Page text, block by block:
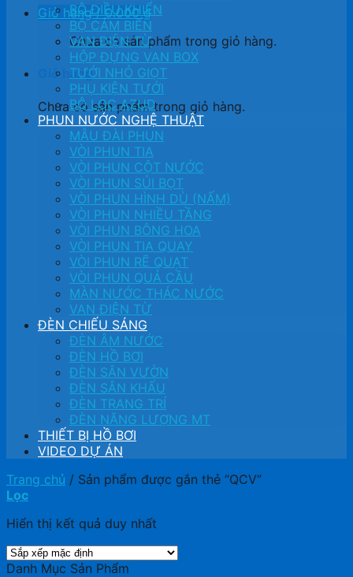
Giỏ hàng /0.000₫
Chưa có sản phẩm trong giỏ hàng.
Giỏ hàng
Chưa có sản phẩm trong giỏ hàng.
BỘ ĐIỀU KHIỂN
BỘ CẢM BIẾN
VAN ĐIỆN TỪ
HỘP ĐỰNG VAN BOX
TƯỚI NHỎ GIỌT
PHỤ KIỆN TƯỚI
BỘ LỌC AZUD
PHUN NƯỚC NGHỆ THUẬT
MẪU ĐÀI PHUN
VÒI PHUN TIA
VÒI PHUN CỘT NƯỚC
VÒI PHUN SỦI BỌT
VÒI PHUN HÌNH DÙ (NẤM)
VÒI PHUN NHIỀU TẦNG
VÒI PHUN BÔNG HOA
VÒI PHUN TIA QUAY
VÒI PHUN RẼ QUẠT
VÒI PHUN QUẢ CẦU
MÀN NƯỚC THÁC NƯỚC
VAN ĐIỆN TỪ
ĐÈN CHIẾU SÁNG
ĐÈN ÂM NƯỚC
ĐÈN HỒ BƠI
ĐÈN SÂN VƯỜN
ĐÈN SÂN KHẤU
ĐÈN TRANG TRÍ
ĐÈN NĂNG LƯỢNG MT
THIẾT BỊ HỒ BƠI
VIDEO DỰ ÁN
Trang chủ / Sản phẩm được gắn thẻ “QCV”
Lọc
Hiển thị kết quả duy nhất
Danh Mục Sản Phẩm